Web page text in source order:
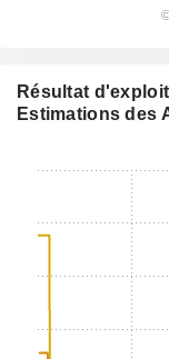
Résultat
Estimations des